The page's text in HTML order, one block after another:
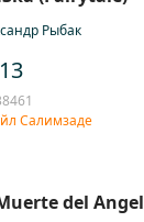
Рыбак
Салимзаде
del Angel